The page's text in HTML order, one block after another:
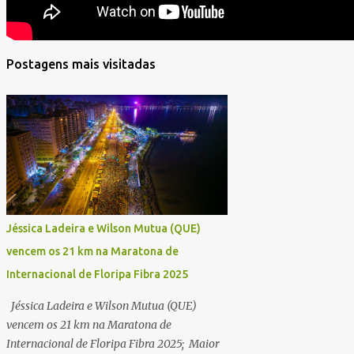
Postagens mais visitadas
Jéssica Ladeira e Wilson Mutua (QUE)
vencem os 21 km na Maratona de
Internacional de Floripa Fibra 2025
Jéssica Ladeira e Wilson Mutua (QUE)
vencem os 21 km na Maratona de
Internacional de Floripa Fibra 2025; Maior